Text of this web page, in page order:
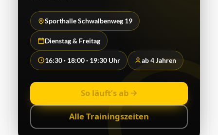
Sporthalle Schwalbenweg 19
Dienstag & Freitag
16:30 · 18:00 · 19:30 Uhr ab 4 Jahren
So läuft’s ab
Alle Trainingszeiten